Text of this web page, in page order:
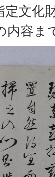
定文化
内容ま